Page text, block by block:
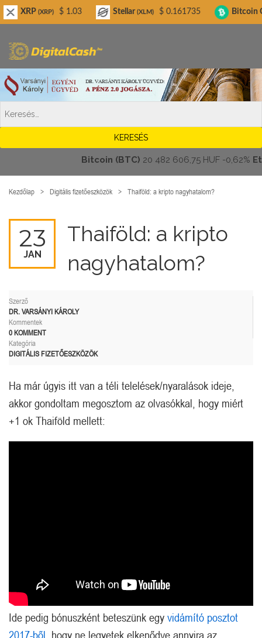
Bitcoin (BTC)20 482 606,75 HUF-0,62%
Kezdőlap Digitális fizetőeszközök Thaiföld: a kripto nagyhatalom?
23
JAN
Thaiföld: a kripto
nagyhatalom?
Szerző
DR. VARSÁNYI KÁROLY
Kommentek
0 KOMMENT
Kategória
DIGITÁLIS FIZETŐESZKÖZÖK
Ha már úgyis itt van a téli telelések/nyaralások ideje,
akkor gondoltam megosztom az olvasókkal, hogy miért
+1 ok Thaiföld mellett:
Ide pedig bónuszként beteszünk egy vidámító posztot
2017-ből , hogy ne legyetek elkenődve annyira az
(XRP) $ 1.03 Stellar(XLM) $ 0.161735 Bitcoin Cash
Digitalcash.hu